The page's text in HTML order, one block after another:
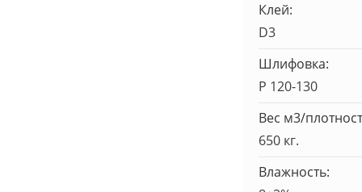
Клей:
D3
Шлифовка:
Р 120-130
Вес м3/
650 кг.
Влажность: